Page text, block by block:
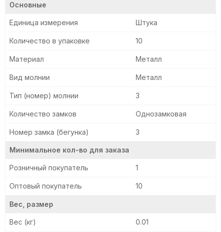
Основные
Единица измерения Штука
Количество в упаковке 10
Материал Металл
Вид молнии Металл
Тип (номер) молнии 3
Количество замков Однозамковая
Номер замка (бегунка) 3
Минимальное кол-во для заказа
Розничный покупатель 1
Оптовый покупатель 10
Вес, размер
Вес (кг) 0.01